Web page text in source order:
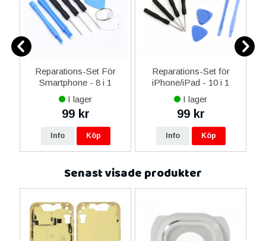
Reparations-Set För
Smartphone - 8 i 1
I lager
99 kr
Info Köp
Reparations-Set för
iPhone/iPad - 10 i 1
I lager
99 kr
Info Köp
Senast visade produkter